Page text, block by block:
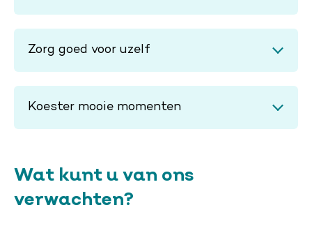
Zorg goed voor uzelf
Koester mooie momenten
Wat kunt u van ons
verwachten?